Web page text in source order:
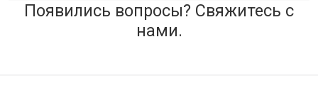
Появились вопросы? Свяжитесь с
нами.